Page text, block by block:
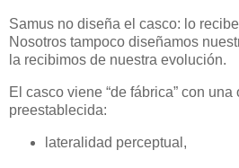
Samus no diseña el casco: lo
Nosotros tampoco diseñamos
la recibimos de nuestra evolución.
El casco viene “de fábrica” con
preestablecida:
lateralidad perceptual,